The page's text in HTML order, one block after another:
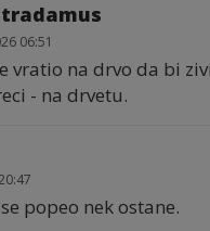
06:51
vratio na drvo da bi
- na drvetu.
popeo nek ostane.